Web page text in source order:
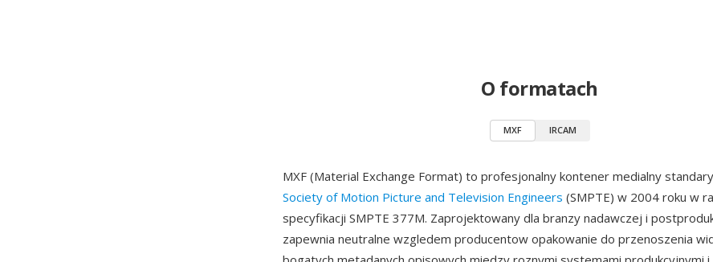
O formatach
MXF IRCAM
MXF (Material Exchange Format) to profesjonalny kontener medialny
Society of Motion Picture and Television Engineers (SMPTE) w 2004 roku w
specyfikacji SMPTE 377M. Zaprojektowany dla branzy nadawczej i
zapewnia neutralne wzgledem producentow opakowanie do przenoszenia